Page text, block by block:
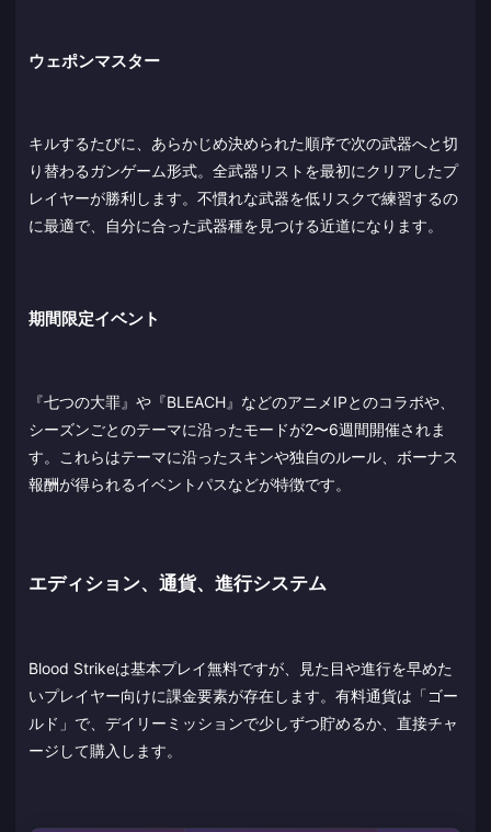
ウェポンマスター
キルするたびに、あらかじめ決められた順序で次の武器へと切
り替わるガンゲーム形式。全武器リストを最初にクリアしたプ
レイヤーが勝利します。不慣れな武器を低リスクで練習するの
に最適で、自分に合った武器種を見つける近道になります。
期間限定イベント
『七つの大罪』や『BLEACH』などのアニメIPとのコラボや、
シーズンごとのテーマに沿ったモードが2〜6週間開催されま
す。これらはテーマに沿ったスキンや独自のルール、ボーナス
報酬が得られるイベントパスなどが特徴です。
エディション、通貨、進行システム
Blood Strikeは基本プレイ無料ですが、見た目や進行を早めた
いプレイヤー向けに課金要素が存在します。有料通貨は「ゴー
ルド」で、デイリーミッションで少しずつ貯めるか、直接チャ
ージして購入します。